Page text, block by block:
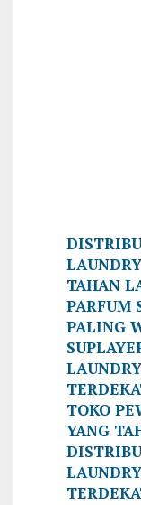
TAHAN
PARFUM
PALING
TOKO
YANG